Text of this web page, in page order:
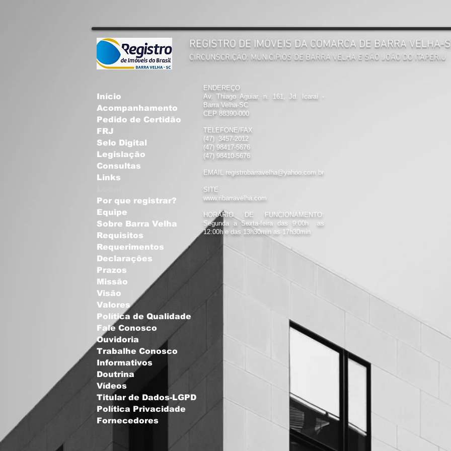
ENDEREÇO
Av. Thiago Aguiar, n. 161, Jd. Icaraí -
Barra Velha-SC
CEP 88390-000
TELEFONE/FAX
(47) 3457-2012
(47) 98417-5676
(47) 98410-5676
EMAIL registrobarravelha@yahoo.com.br
SITE
www.ribarravelha.com
HORÁRIO DE FUNCIONAMENTO:
Segunda a Sexta-feira das 9:00h as
12:00h e das 13h30min as 17h30min
REGISTRO DE IMÓVEIS DA COMARCA DE BARRA VELHA-
CIRCUNSCRIÇÃO: MUNICÍPIOS DE BARRA VELHA E SÃO JOÃO DO ITAPERIU
Início
Acompanhamento
Pedido de Certidão
FRJ
Selo Digital
Legislação
Consultas
Links
Por que registrar?
Equipe
Sobre Barra Velha
Requisitos
Requerimentos
Declarações
Prazos
Missão
Visão
Valores
Política de Qualidade
Fale Conosco
Ouvidoria
Trabalhe Conosco
Informativos
Doutrina
Vídeos
Titular de Dados-LGPD
Política Privacidade
Fornecedores